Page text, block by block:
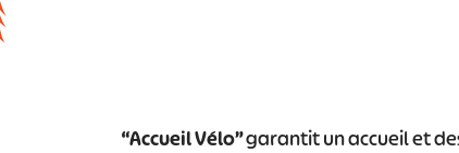
“Accueil Vélo”garantit un accueil et